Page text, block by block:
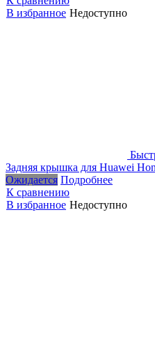
В избранное Недоступно
Задняя крышка для Huawei
Ожидается Подробнее
К сравнению
В избранное Недоступно